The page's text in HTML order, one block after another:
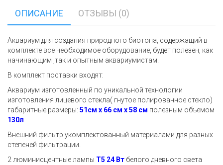
ОПИСАНИЕ ОТЗЫВЫ (0)
Аквариум для создания природного биотопа, содержащий в
комплекте все необходимое оборудование, будет полезен, как
начинающим ,так и опытным аквариумистам.
В комплект поставки входят:
Аквариум изготовленный по уникальной технологии
изготовления лицевого стекла( гнутое полированное стекло)
габаритные размеры: 51см х 66 см х 58 см полезным объемом
130л
Внешний фильтр укомплектованный материалами для разных
степеней фильтрации.
2 люминисцентные лампы T5 24 Вт белого дневного света